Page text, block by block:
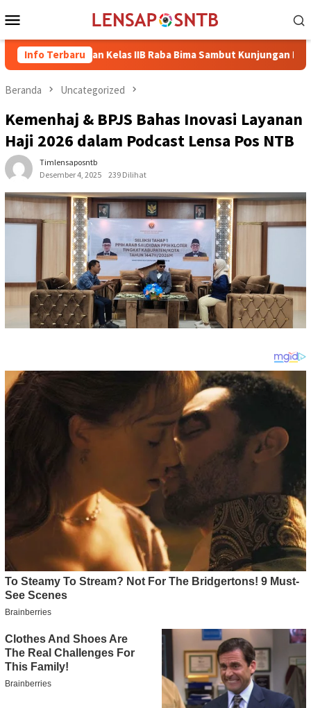
ke
Mobile
Info Terbaru
Rutan Kelas IIB Raba Bima Sambut Kunjungan Pj. Wali Kota Ir. H.
Beranda Uncategorized
Kemenhaj & BPJS Bahas Inovasi Layanan
Haji 2026 dalam Podcast Lensa Pos NTB
Timlensaposntb
Desember 4, 2025
239 Dilihat